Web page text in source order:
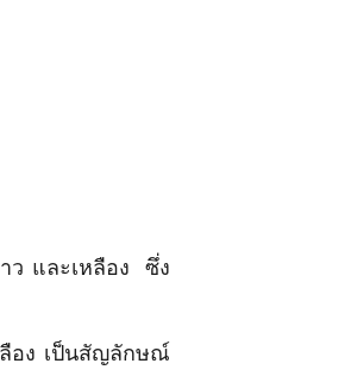
ว และเหลือง ซึ่ง
อง เป็นสัญลักษณ์